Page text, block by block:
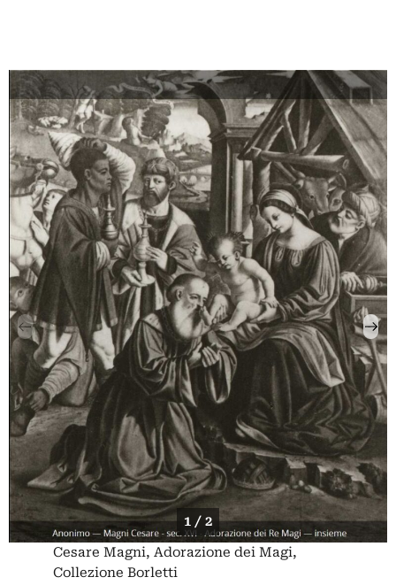
1 / 2
Cesare Magni, Adorazione dei Magi,
Collezione Borletti